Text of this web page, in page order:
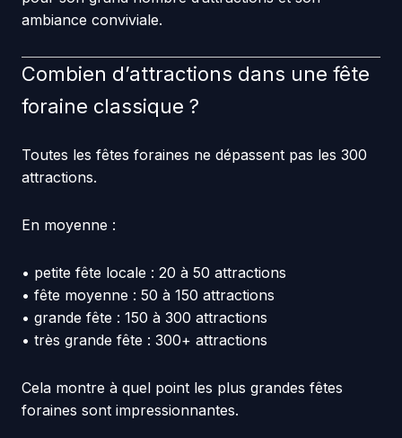
ambiance conviviale.
Combien d’attractions dans une fête
foraine classique ?
Toutes les fêtes foraines ne dépassent pas les 300
attractions.
En moyenne :
• petite fête locale : 20 à 50 attractions
• fête moyenne : 50 à 150 attractions
• grande fête : 150 à 300 attractions
• très grande fête : 300+ attractions
Cela montre à quel point les plus grandes fêtes
foraines sont impressionnantes.